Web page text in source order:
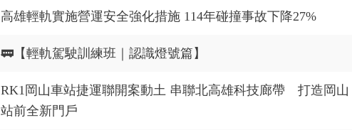
高雄輕軌實施營運安全強化措施 114年碰撞事故下降27%
🚃【輕軌駕駛訓練班｜認識燈號篇】
RK1岡山車站捷運聯開案動土 串聯北高雄科技廊帶 打造岡山
站前全新門戶